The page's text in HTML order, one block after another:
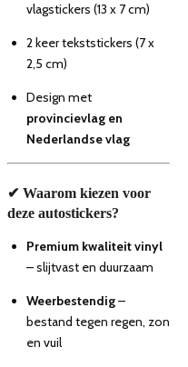
vlagstickers (13 x 7 cm)
2 keer tekststickers (7 x
2,5 cm)
Design met
provincievlag en
Nederlandse vlag
✔ Waarom kiezen voor
deze autostickers?
Premium kwaliteit vinyl
– slijtvast en duurzaam
Weerbestendig–
bestand tegen regen, zon
en vuil